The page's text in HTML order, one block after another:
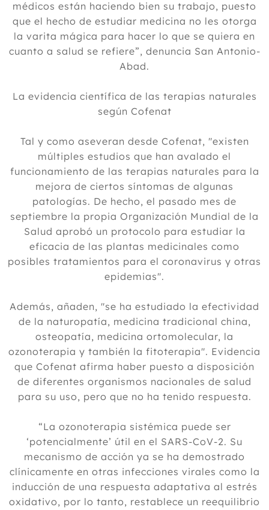
médicos están haciendo bien su trabajo, puesto
que el hecho de estudiar medicina no les otorga
la varita mágica para hacer lo que se quiera en
cuanto a salud se refiere”, denuncia San Antonio-
Abad.
La evidencia científica de las terapias naturales
según Cofenat
Tal y como aseveran desde Cofenat, "existen
múltiples estudios que han avalado el
funcionamiento de las terapias naturales para la
mejora de ciertos síntomas de algunas
patologías. De hecho, el pasado mes de
septiembre la propia Organización Mundial de la
Salud aprobó un protocolo para estudiar la
eficacia de las plantas medicinales como
posibles tratamientos para el coronavirus y otras
epidemias".
Además, añaden, "se ha estudiado la efectividad
de la naturopatía, medicina tradicional china,
osteopatía, medicina ortomolecular, la
ozonoterapia y también la fitoterapia". Evidencia
que Cofenat afirma haber puesto a disposición
de diferentes organismos nacionales de salud
para su uso, pero que no ha tenido respuesta.
“La ozonoterapia sistémica puede ser
‘potencialmente’ útil en el SARS-CoV-2. Su
mecanismo de acción ya se ha demostrado
clínicamente en otras infecciones virales como la
inducción de una respuesta adaptativa al estrés
oxidativo, por lo tanto, restablece un reequilibrio